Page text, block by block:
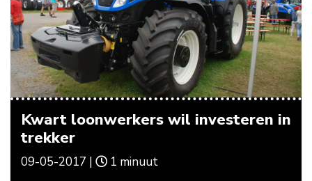
Kwart loonwerkers wil investeren in
trekker
09-05-2017 | 1 minuut